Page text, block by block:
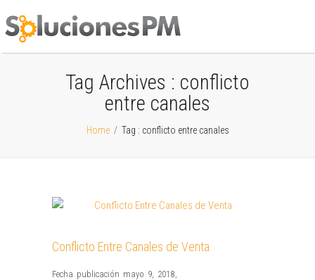
Tag Archives : conflicto
entre canales
Home / Tag : conflicto entre canales
Conflicto Entre Canales de Venta
Fecha publicación mayo 9, 2018,